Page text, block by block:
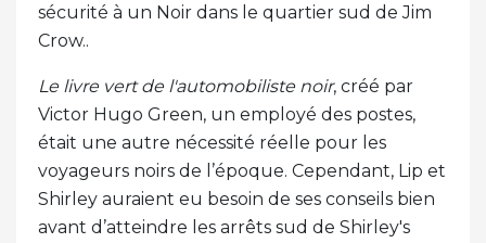
sécurité à un Noir dans le quartier sud de Jim
Crow..
Le livre vert de l'automobiliste noir, créé par
Victor Hugo Green, un employé des postes,
était une autre nécessité réelle pour les
voyageurs noirs de l’époque. Cependant, Lip et
Shirley auraient eu besoin de ses conseils bien
avant d’atteindre les arrêts sud de Shirley's